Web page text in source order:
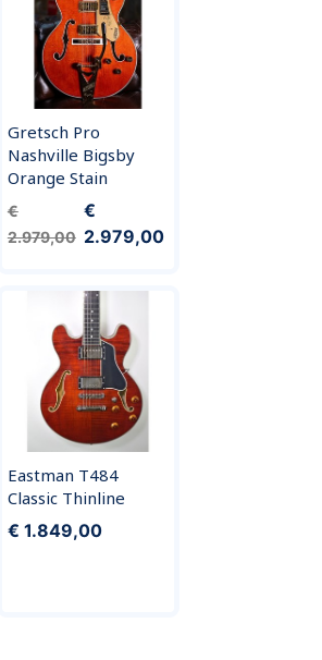
Gretsch Pro
Nashville Bigsby
Orange Stain
€
2.979,00
€
2.979,00
Eastman T484
Classic Thinline
€ 1.849,00